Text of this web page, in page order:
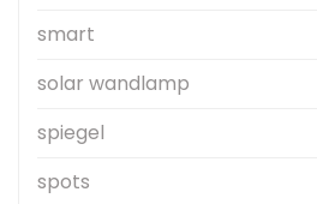
smart
solar wandlamp
spiegel
spots